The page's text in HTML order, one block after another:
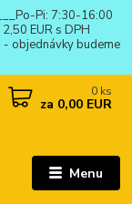
Pi: 7:30-16:00
EUR s DPH
objednávky budeme
Menu
0 ks
za 0,00 EUR